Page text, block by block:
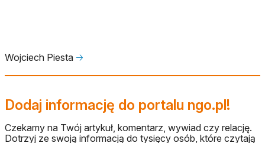
Wojciech Piesta 🡢
Dodaj informację do portalu ngo.pl!
Czekamy na Twój artykuł, komentarz, wywiad czy relację.
Dotrzyj ze swoją informacją do tysięcy osób, które czytają